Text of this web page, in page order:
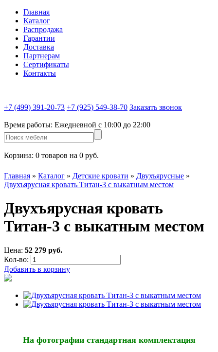
Главная
Каталог
Распродажа
Гарантии
Доставка
Партнерам
Сертификаты
Контакты
+7 (499) 391-20-73 +7 (925) 549-38-70 Заказать звонок
Время работы: Ежедневной c 10:00 до 22:00
Корзина: 0 товаров на 0 руб.
Главная » Каталог » Детские кровати » Двухъярусные »
Двухъярусная кровать Титан-3 с выкатным местом
Двухъярусная кровать
Титан-3 с выкатным местом
Цена: 52 279 руб.
Кол-во:
Добавить в корзину
На фотографии стандартная комплектация